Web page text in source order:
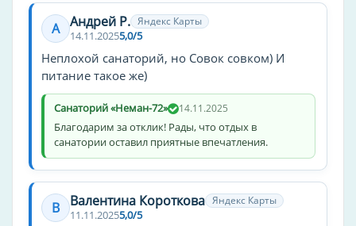
терраса
аниматоры
тренажёрный зал
номера для курящих
spa
бассейн
кондиционер в номере
пляж
теннисный корт
А Андрей Р. Яндекс Карты
14.11.20255,0/5
Неплохой санаторий, но Совок совком) И
питание такое же)
Санаторий «Неман-72» 14.11.2025
Благодарим за отклик! Рады, что отдых в
санатории оставил приятные впечатления.
В Валентина Короткова Яндекс Карты
11.11.20255,0/5